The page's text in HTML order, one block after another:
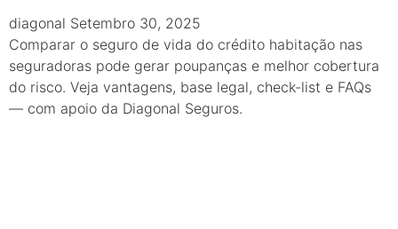
diagonal Setembro 30, 2025
Comparar o seguro de vida do crédito habitação nas
seguradoras pode gerar poupanças e melhor cobertura
do risco. Veja vantagens, base legal, check-list e FAQs
— com apoio da Diagonal Seguros.